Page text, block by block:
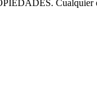
Cualquier